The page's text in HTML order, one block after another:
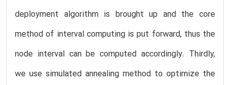
deployment algorithm is brought up and the core
method of interval computing is put forward, thus the
node interval can be computed accordingly. Thirdly,
we use simulated annealing method to optimize the